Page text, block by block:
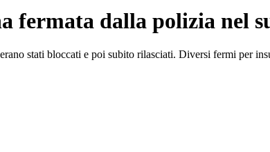
fermata dalla polizia nel
stati bloccati e poi subito rilasciati. Diversi fermi per